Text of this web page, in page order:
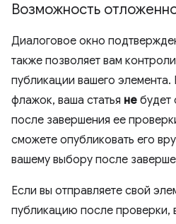
Возможность
Диалоговое окно
также позволяет вам
публикации вашего элемента.
флажок, ваша статья не будет
после завершения ее
сможете опубликовать его
вашему выбору после
Если вы отправляете свой
публикацию после проверки,